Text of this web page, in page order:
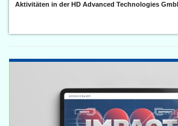
Aktivitäten in der HD Advanced Technologies